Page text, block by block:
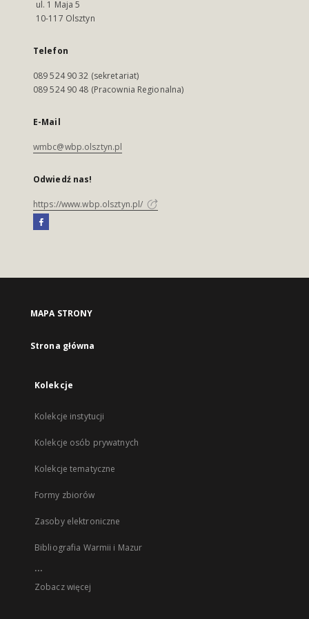
ul. 1 Maja 5
10-117 Olsztyn
Telefon
089 524 90 32 (sekretariat)
089 524 90 48 (Pracownia Regionalna)
E-Mail
wmbc@wbp.olsztyn.pl
Odwiedź nas!
https://www.wbp.olsztyn.pl/
MAPA STRONY
Strona główna
Kolekcje
Kolekcje instytucji
Kolekcje osób prywatnych
Kolekcje tematyczne
Formy zbiorów
Zasoby elektroniczne
Bibliografia Warmii i Mazur
...
Zobacz więcej